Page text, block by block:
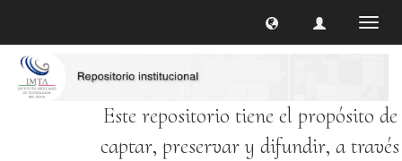
Este repositorio tiene el propósito de
captar, preservar y difundir, a través